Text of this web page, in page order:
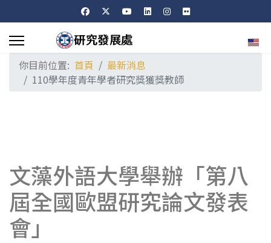
選擇
你目前位置: 首頁
最新消息
110學年度青年學者研究獎獲獎教師
文藻外語大學舉辦「第八
屆全國歐盟研究論文發表
會」